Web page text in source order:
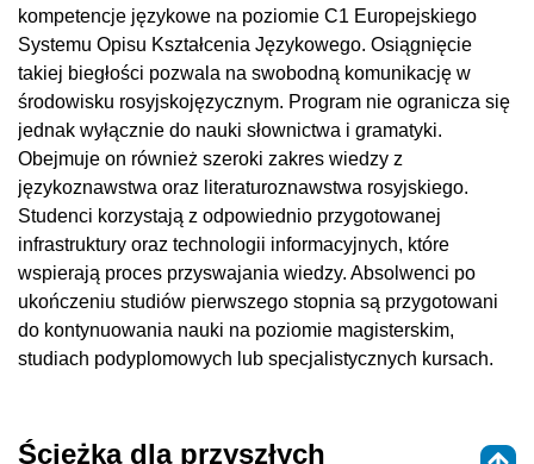
kompetencje językowe na poziomie C1 Europejskiego
Systemu Opisu Kształcenia Językowego. Osiągnięcie
takiej biegłości pozwala na swobodną komunikację w
środowisku rosyjskojęzycznym. Program nie ogranicza się
jednak wyłącznie do nauki słownictwa i gramatyki.
Obejmuje on również szeroki zakres wiedzy z
językoznawstwa oraz literaturoznawstwa rosyjskiego.
Studenci korzystają z odpowiednio przygotowanej
infrastruktury oraz technologii informacyjnych, które
wspierają proces przyswajania wiedzy. Absolwenci po
ukończeniu studiów pierwszego stopnia są przygotowani
do kontynuowania nauki na poziomie magisterskim,
studiach podyplomowych lub specjalistycznych kursach.
Ścieżka dla przyszłych